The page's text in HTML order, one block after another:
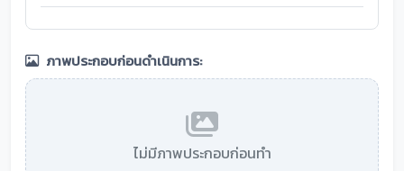
ภาพประกอบก่อนดำเนินการ:
ไม่มีภาพประกอบก่อนทำ